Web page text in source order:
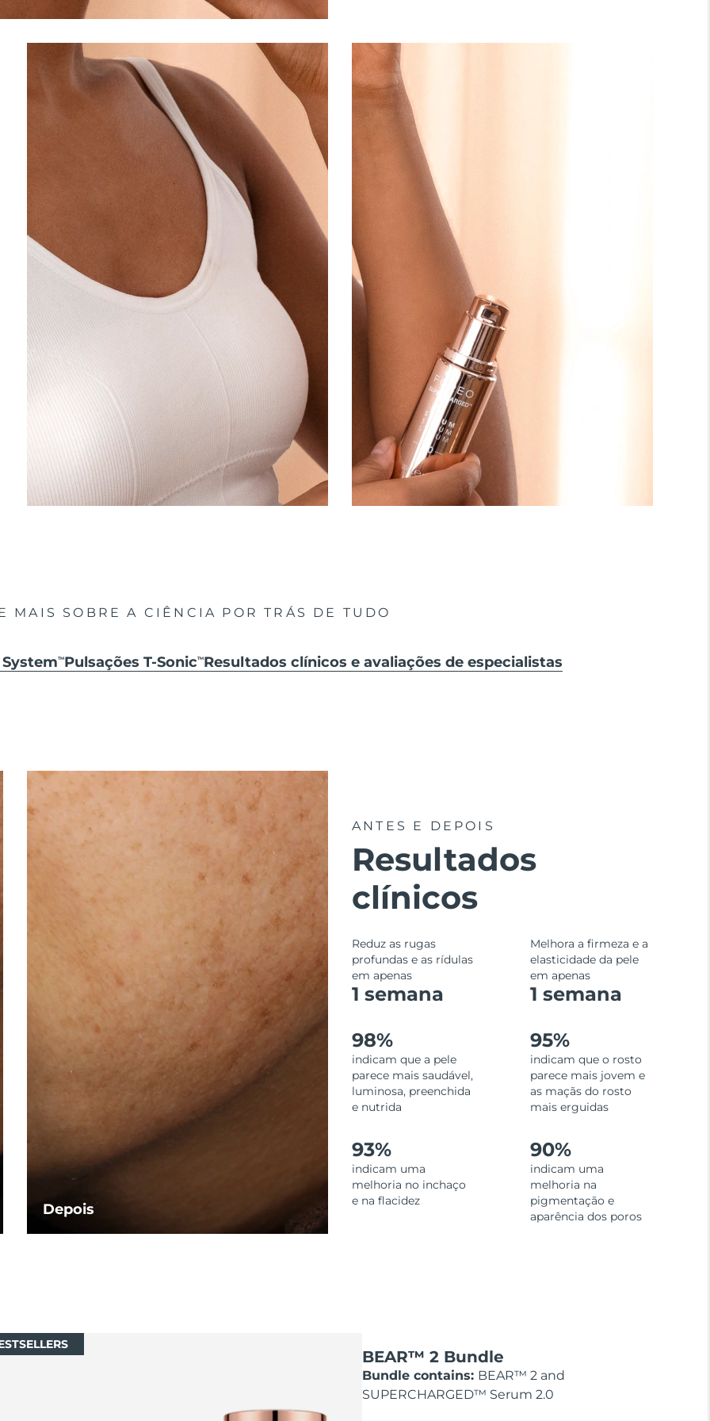
MAIS SOBRE A CIÊNCIA POR TRÁS DE TUDO
TMPulsações T-SonicTMResultados clínicos e avaliações de especialistas
Depois
ANTES E DEPOIS
Resultados
clínicos
Reduz as rugas
profundas e as rídulas
em apenas
1 semana
Melhora a firmeza e a
elasticidade da pele
em apenas
1 semana
98%
indicam que a pele
parece mais saudável,
luminosa, preenchida
e nutrida
95%
indicam que o rosto
parece mais jovem e
as maçãs do rosto
mais erguidas
93%
indicam uma
melhoria no inchaço
e na flacidez
90%
indicam uma
melhoria na
pigmentação e
aparência dos poros
BEAR™ 2 Bundle
Bundle contains: BEAR™ 2 and
SUPERCHARGED™ Serum 2.0